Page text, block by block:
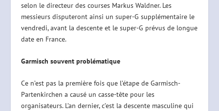
selon le directeur des courses Markus Waldner. Les
messieurs disputeront ainsi un super-G supplémentaire le
vendredi, avant la descente et le super-G prévus de longue
date en France.
Garmisch souvent problématique
Ce n’est pas la première fois que l’étape de Garmisch-
Partenkirchen a causé un casse-tête pour les
organisateurs. L’an dernier, c’est la descente masculine qui